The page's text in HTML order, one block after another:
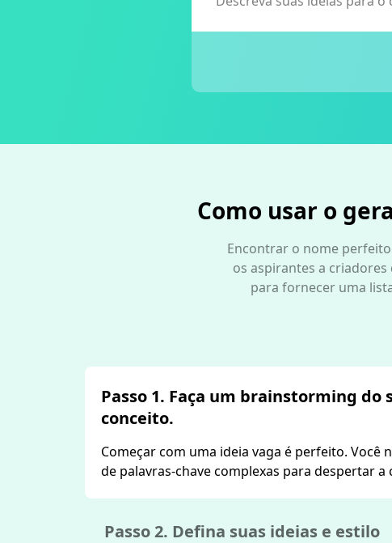
Como usar o
Encontrar o nome
os aspirantes a
para fornecer uma
Passo 1. Faça um brainstorming do
conceito.
Começar com uma ideia vaga é perfeito. Você
de palavras-chave complexas para despertar a
Passo 2. Defina suas ideias e estilo